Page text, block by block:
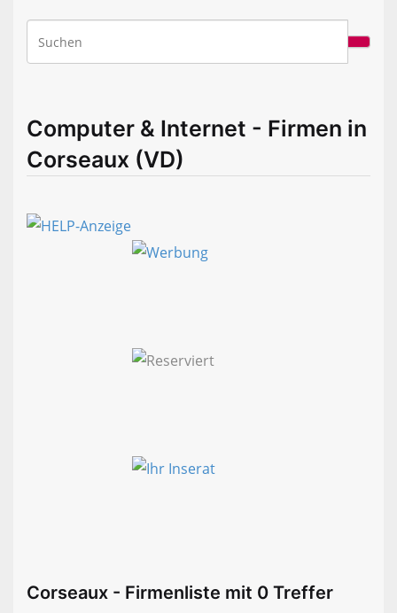
Computer & Internet - Firmen in
Corseaux (VD)
Corseaux - Firmenliste mit 0 Treffer